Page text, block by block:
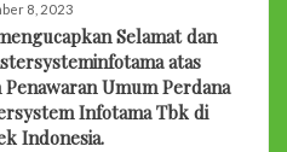
8, 2023
Selamat dan
atas
Umum Perdana
Infotama Tbk di
Indonesia.